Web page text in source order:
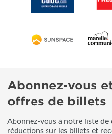
Abonnez-vous
offres de billets
Abonnez-vous à notre liste
réductions sur les billets et